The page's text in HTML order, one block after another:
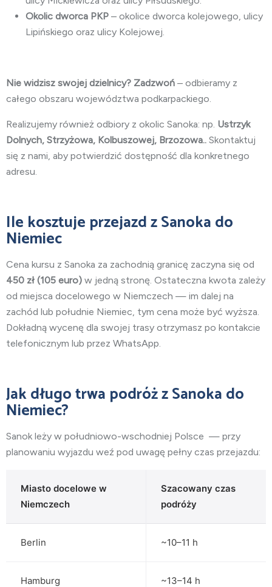
Okolic dworca PKP – okolice dworca kolejowego, ulicy
Lipińskiego oraz ulicy Kolejowej.
Nie widzisz swojej dzielnicy? Zadzwoń – odbieramy z
całego obszaru województwa podkarpackiego.
Realizujemy również odbiory z okolic Sanoka: np. Ustrzyk
Dolnych, Strzyżowa, Kolbuszowej, Brzozowa.. Skontaktuj
się z nami, aby potwierdzić dostępność dla konkretnego
adresu.
Ile kosztuje przejazd z Sanoka do
Niemiec
Cena kursu z Sanoka za zachodnią granicę zaczyna się od
450 zł (105 euro) w jedną stronę. Ostateczna kwota zależy
od miejsca docelowego w Niemczech — im dalej na
zachód lub południe Niemiec, tym cena może być wyższa.
Dokładną wycenę dla swojej trasy otrzymasz po kontakcie
telefonicznym lub przez WhatsApp.
Jak długo trwa podróż z Sanoka do
Niemiec?
Sanok leży w południowo-wschodniej Polsce — przy
planowaniu wyjazdu weź pod uwagę pełny czas przejazdu:
Miasto docelowe w
Niemczech
Szacowany czas
podróży
Berlin ~10–11 h
Hamburg ~13–14 h